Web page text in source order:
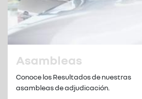
Asambleas
Conoce los Resultados de nuestras
asambleas de adjudicación.